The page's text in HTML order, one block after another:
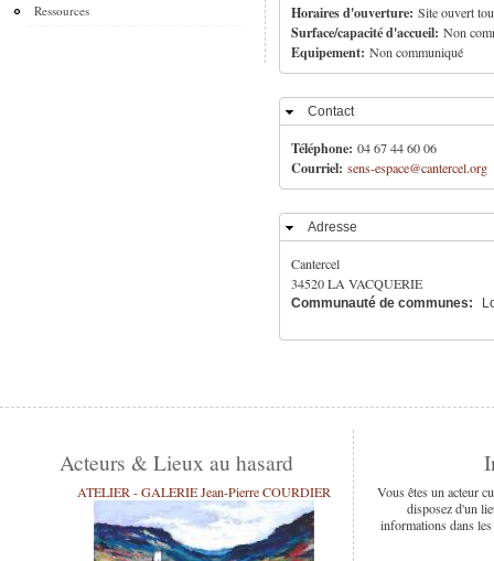
Ressources Horaires d'ouverture: Site ouvert
Surface/capacité d'accueil: Non
Equipement: Non communiqué
Masquer
Contact
Téléphone: 04 67 44 60 06
Courriel: sens-espace@cantercel.org
Masquer
Adresse
Cantercel
34520LA VACQUERIE
Communauté de communes:
Acteurs & Lieux au hasard
ATELIER - GALERIE Jean-Pierre COURDIER
Vous êtes un acteur
disposez d'un
informations dans